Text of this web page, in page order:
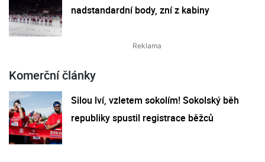
nadstandardní body, zní z kabiny
Komerční články
Silou lví, vzletem sokolím! Sokolský běh
republiky spustil registrace běžců